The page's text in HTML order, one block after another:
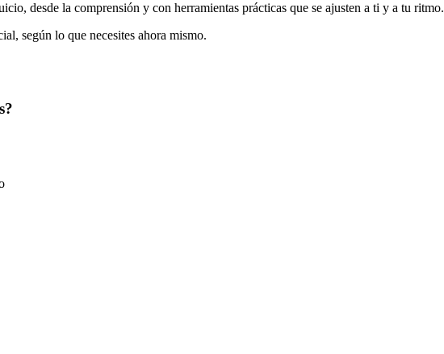
desde la comprensión y con herramientas prácticas que se ajusten a ti y a tu ritmo.
según lo que necesites ahora mismo.